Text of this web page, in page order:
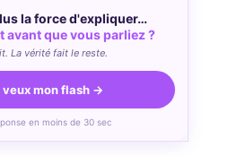
la force d'expliquer…
avant que vous parliez ?
La vérité fait le reste.
veux mon flash →
en moins de 30 sec